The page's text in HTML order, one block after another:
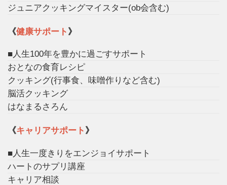
ジュニアクッキングマイスター(ob会含む)
《健康サポート 》
■人生100年を豊かに過ごすサポート
おとなの食育レシピ
クッキング(行事食、味噌作りなど含む)
脳活クッキング
はなまるさろん
《キャリアサポート 》
■人生一度きりをエンジョイサポート
ハートのサプリ講座
キャリア相談